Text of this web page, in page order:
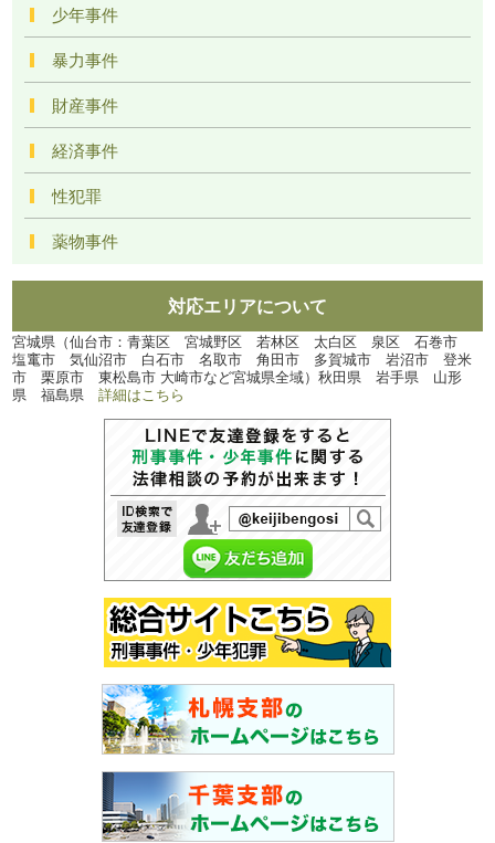
少年事件
暴力事件
財産事件
経済事件
性犯罪
薬物事件
対応エリアについて
宮城県（仙台市：青葉区 宮城野区 若林区 太白区 泉区 石巻市
塩竃市 気仙沼市 白石市 名取市 角田市 多賀城市 岩沼市 登米
市 栗原市 東松島市 大崎市など宮城県全域）秋田県 岩手県 山形
県 福島県詳細はこちら